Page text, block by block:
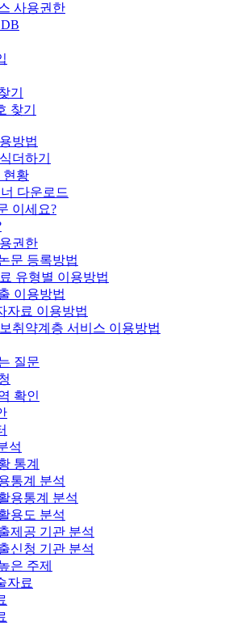
사용권한
기
찾기
방법
더하기
현황
다운로드
이세요?
권한
문 등록방법
유형별 이용방법
이용방법
자료 이용방법
취약계층 서비스 이용방법
질문
확인
석
통계
통계 분석
용통계 분석
용도 분석
제공 기관 분석
신청 기관 분석
은 주제
자료